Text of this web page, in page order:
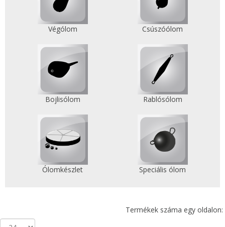
Végólom Csúszóólom
Bojlisólom Rablósólom
Ólomkészlet Speciális ólom
Termékek száma egy oldalon: